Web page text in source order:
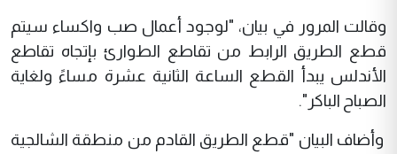
وقالت المرور في بيان، "لوجود أعمال صب واكساء سيتم
قطع الطريق الرابط من تقاطع الطوارئ بإتجاه تقاطع
الأندلس يبدأ القطع الساعة الثانية عشرة مساءً ولغاية
الصباح الباكر".
وأضاف البيان "قطع الطريق القادم من منطقة الشالجية